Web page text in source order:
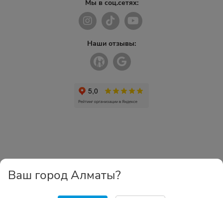
Мы в соц.сетях:
Наши отзывы:
Ваш город Алматы?